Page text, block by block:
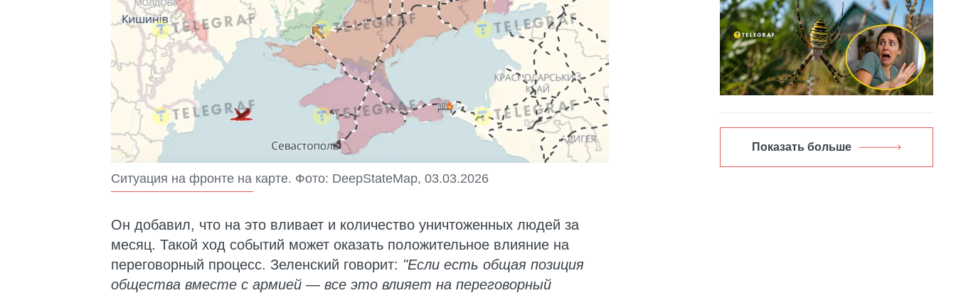
Ситуация на фронте на карте. Фото: DeepStateMap, 03.03.2026
Он добавил, что на это вливает и количество уничтоженных людей за
месяц. Такой ход событий может оказать положительное влияние на
переговорный процесс. Зеленский говорит: "Если есть общая позиция
общества вместе с армией — все это влияет на переговорный
Показать больше